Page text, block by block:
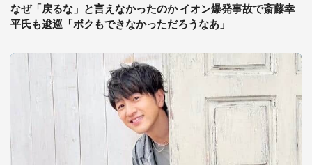
なぜ「戻るな」と言えなかったのか イオン爆発事故で斎藤幸
平氏も逡巡「ボクもできなかっただろうなあ」